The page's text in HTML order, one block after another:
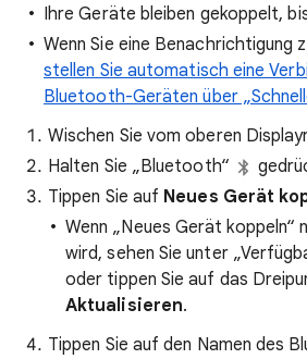
Ihre Geräte bleiben gekoppelt,
Wenn Sie eine Benachrichtigung
stellen Sie automatisch eine
Bluetooth-Geräten über
Wischen Sie vom oberen
Halten Sie „Bluetooth“
Tippen Sie auf Neues Gerät
Wenn „Neues Gerät koppeln“
wird, sehen Sie unter
oder tippen Sie auf das
Aktualisieren.
Tippen Sie auf den Namen des